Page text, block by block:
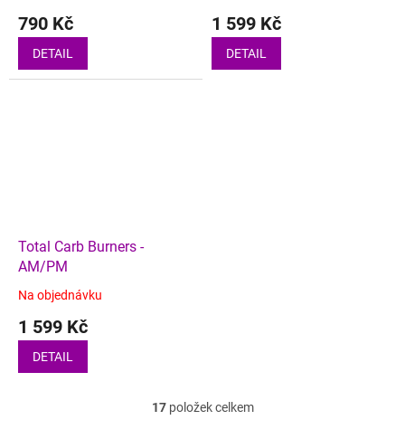
790 Kč
DETAIL
1 599 Kč
DETAIL
Total Carb Burners -
AM/PM
Na objednávku
1 599 Kč
DETAIL
O
17položek celkem